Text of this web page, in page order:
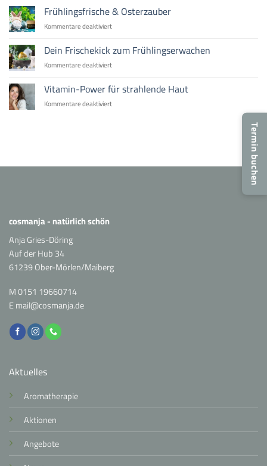
Termin buchen
die
Trendbehandlung
Frühlingsfrische & Osterzauber
Kommentare deaktiviertfür
&
Osterzauber
Dein Frischekick zum Frühlingserwachen
Kommentare deaktiviertfür
Frischekick
zum
Frühlingserwachen
Vitamin-Power für strahlende Haut
Kommentare deaktiviertfür
cosmanja - natürlich schön
Anja Gries-Döring
Auf der Hub 34
61239 Ober-Mörlen/Maiberg
M0151 19660714
Email@cosmanja.de
Aktuelles
Aromatherapie
Aktionen
Angebote